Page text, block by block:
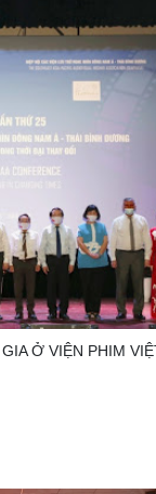
Ở VIỆN PHIM